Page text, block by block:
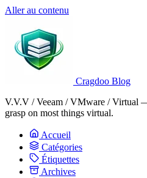
Aller au contenu
Cragdoo Blog
V.V.V / Veeam / VMware / Virtual
grasp on most things virtual.
Accueil
Catégories
Étiquettes
Archives